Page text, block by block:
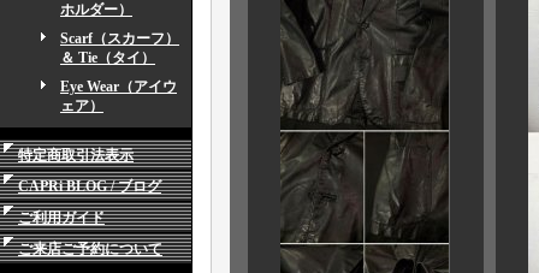
ホルダー）
Scarf（スカーフ）
＆ Tie（タイ）
Eye Wear（アイウ
ェア）
特定商取引法表示
CAPRi BLOG / ブログ
ご利用ガイド
ご来店ご予約について